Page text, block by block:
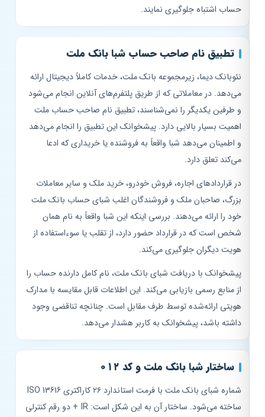
حساب اشتباه جلوگیری نمایند.
تطبیق نام صاحب حساب شبا بانک ملت
نئوبانک دیما، زیرمجموعه بانک ملت، خدمات کاملاً دیجیتال ارائه
می‌دهد. در معاملاتی که از طریق پلتفرم‌های آنلاین انجام می‌شود
و طرفین یکدیگر را نمی‌شناسند، تطبیق نام صاحب حساب ملت
اهمیت بسیار بالایی دارد. پیشخوانک این تطبیق را انجام می‌دهد
و اطمینان می‌دهد شبا واقعاً به فروشنده یا خریداری که ادعا
می‌کند تعلق دارد.
در قراردادهای اجاره، فروش خودرو، خرید ملک و سایر معاملات
بزرگ، صاحبان ملک و فروشندگان اغلب شبای حساب بانک ملت
خود را ارائه می‌دهند. بررسی اینکه این شبا واقعاً به نام همان
شخص است که در قرارداد حضور دارد، از تقلب یا سوءاستفاده از
هویت دیگران جلوگیری می‌کند.
پیشخوانک با دریافت شبای بانک ملت، نام کامل دارنده حساب را
از منابع رسمی بازیابی می‌کند. این اطلاعات قابل مقایسه با مدارک
هویتی ارائه‌شده توسط طرف مقابل است. چنانچه تناقضی وجود
داشته باشد، پیشخوانک به کاربر هشدار می‌دهد.
ساختار شبا بانک ملت و کد ۰۱۲
شماره شبای بانک ملت با فرمت استاندارد ۲۶ کاراکتری ISO 13616
ساخته می‌شود. ساختار آن به این شکل است: IR + دو رقم کنترلی